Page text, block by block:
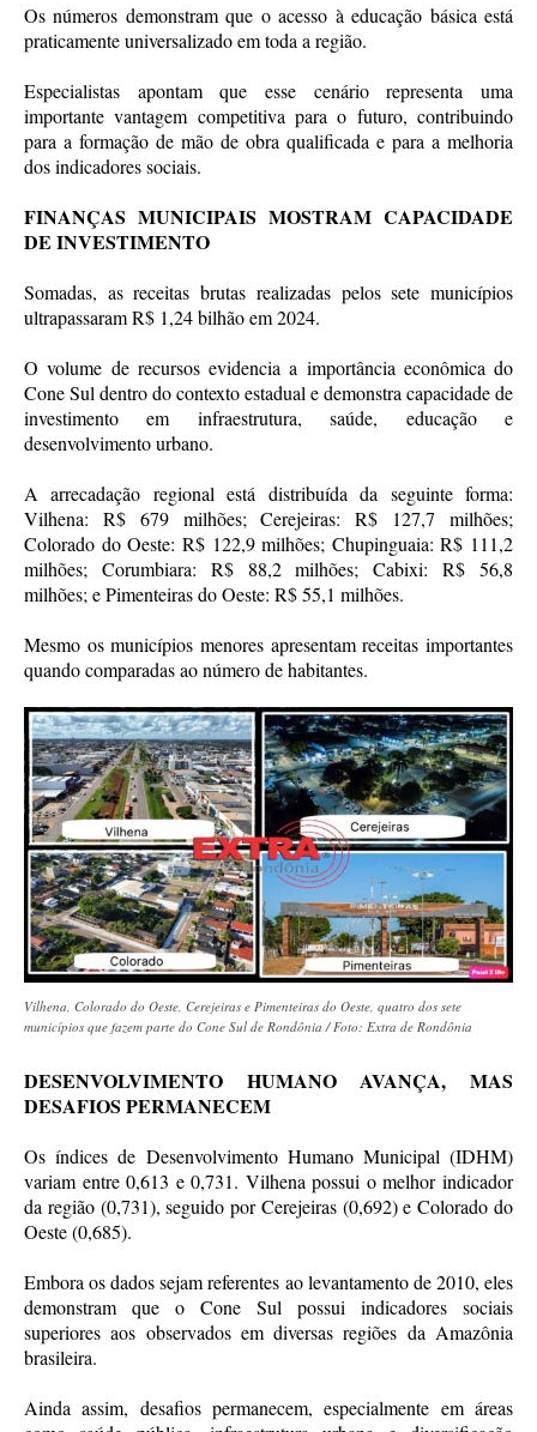
Os números demonstram que o acesso à educação básica está
praticamente universalizado em toda a região.
Especialistas apontam que esse cenário representa uma
importante vantagem competitiva para o futuro, contribuindo
para a formação de mão de obra qualificada e para a melhoria
dos indicadores sociais.
FINANÇAS MUNICIPAIS MOSTRAM CAPACIDADE
DE INVESTIMENTO
Somadas, as receitas brutas realizadas pelos sete municípios
ultrapassaram R$ 1,24 bilhão em 2024.
O volume de recursos evidencia a importância econômica do
Cone Sul dentro do contexto estadual e demonstra capacidade de
investimento em infraestrutura, saúde, educação e
desenvolvimento urbano.
A arrecadação regional está distribuída da seguinte forma:
Vilhena: R$ 679 milhões; Cerejeiras: R$ 127,7 milhões;
Colorado do Oeste: R$ 122,9 milhões; Chupinguaia: R$ 111,2
milhões; Corumbiara: R$ 88,2 milhões; Cabixi: R$ 56,8
milhões; e Pimenteiras do Oeste: R$ 55,1 milhões.
Mesmo os municípios menores apresentam receitas importantes
quando comparadas ao número de habitantes.
Vilhena, Colorado do Oeste, Cerejeiras e Pimenteiras do Oeste, quatro dos sete
municípios que fazem parte do Cone Sul de Rondônia / Foto: Extra de Rondônia
DESENVOLVIMENTO HUMANO AVANÇA, MAS
DESAFIOS PERMANECEM
Os índices de Desenvolvimento Humano Municipal (IDHM)
variam entre 0,613 e 0,731. Vilhena possui o melhor indicador
da região (0,731), seguido por Cerejeiras (0,692) e Colorado do
Oeste (0,685).
Embora os dados sejam referentes ao levantamento de 2010, eles
demonstram que o Cone Sul possui indicadores sociais
superiores aos observados em diversas regiões da Amazônia
brasileira.
Ainda assim, desafios permanecem, especialmente em áreas